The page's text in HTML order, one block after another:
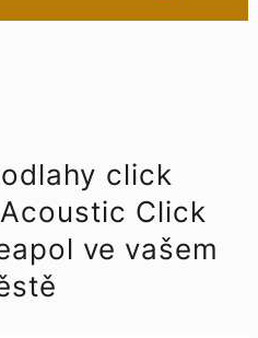
click
Click
ve vašem